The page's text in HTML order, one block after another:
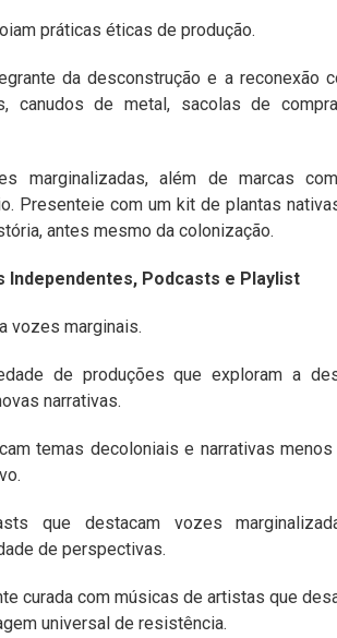
práticas éticas de produção.
da desconstrução e a reconexão
canudos de metal, sacolas de
marginalizadas, além de marcas
Presenteie com um kit de plantas
antes mesmo da colonização.
Podcasts e Playlist
vozes marginais.
de produções que exploram a
narrativas.
temas decoloniais e narrativas
que destacam vozes
de perspectivas.
curada com músicas de artistas que
universal de resistência.